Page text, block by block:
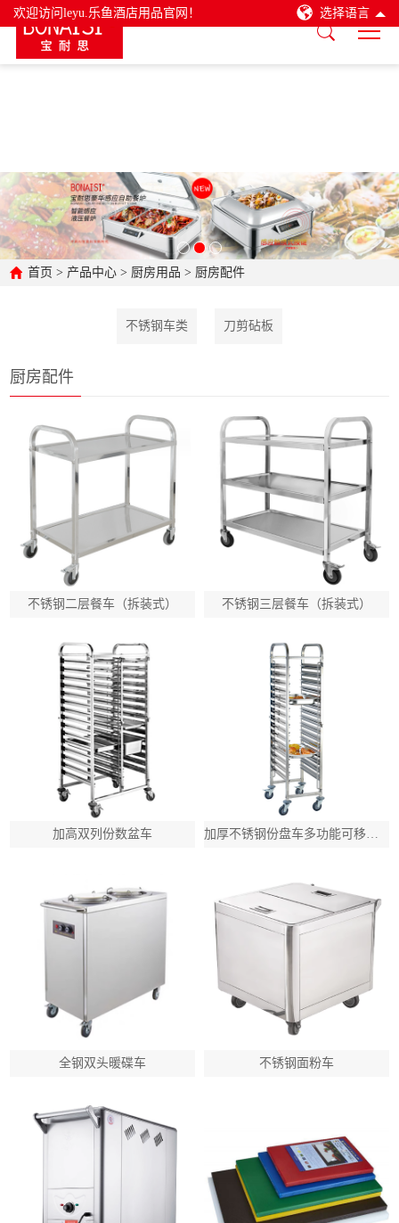
欢迎访问leyu.乐鱼酒店用品官网！ 选择语言
首页 > 产品中心 > 厨房用品 > 厨房配件
不锈钢车类 刀剪砧板
厨房配件
不锈钢二层餐车（拆装式） 不锈钢三层餐车（拆装式）
加高双列份数盆车
全钢双头暖碟车 不锈钢面粉车